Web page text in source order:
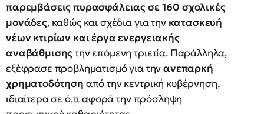
παρεμβάσεις πυρασφάλειας σε 160 σχολικές
μονάδες, καθώς και σχέδια για την κατασκευή
νέων κτιρίων και έργα ενεργειακής
αναβάθμισηςτην επόμενη τριετία. Παράλληλα,
εξέφρασε προβληματισμό για τηνανεπαρκή
χρηματοδότηση από την κεντρική κυβέρνηση,
ιδιαίτερα σε ό,τι αφορά την πρόσληψη